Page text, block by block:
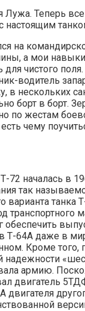
Лужа. Теперь
настоящим
на
а мои
для чистого
водитель
в нескольких
борт в борт.
по жестам
чему
72 началась в
так
варианта танка
транспортного
Т-64А даже в
Кроме того,
надежности
армию.
двигатель
двигателя